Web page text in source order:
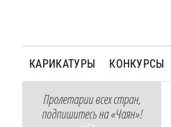
КАРИКАТУРЫ КОНКУРСЫ
Пролетарии всех стран,
подпишитесь на «Чаян»!